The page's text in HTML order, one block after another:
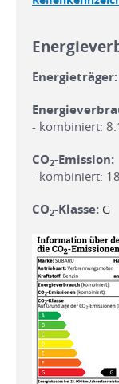
Energieträger:
- kombiniert:
CO2-Emission:
- kombiniert:
CO2-Klasse: G